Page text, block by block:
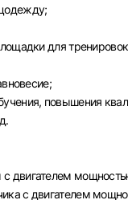
чтобы
оставлять отклики
для
повышения
с двигателем
с двигателем